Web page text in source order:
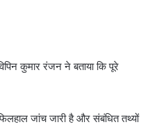
कुमार रंजन ने बताया कि पूरे
जांच जारी है और संबंधित तथ्यों